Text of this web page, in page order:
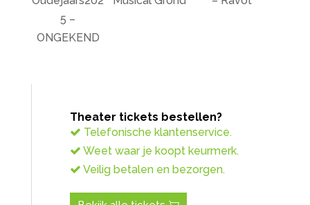
5 –
ONGEKEND
Theater tickets bestellen?
Telefonische klantenservice.
Weet waar je koopt keurmerk.
Veilig betalen en bezorgen.